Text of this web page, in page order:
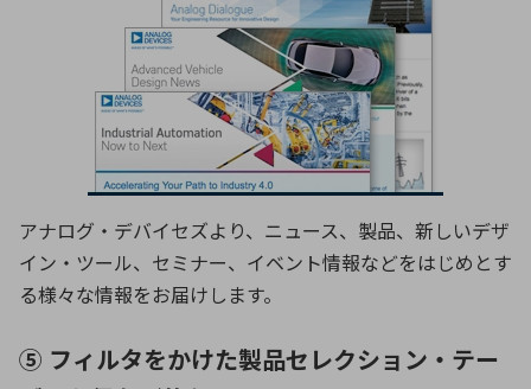
アナログ・デバイセズより、ニュース、製品、新しいデザ
イン・ツール、セミナー、イベント情報などをはじめとす
る様々な情報をお届けします。
⑤ フィルタをかけた製品セレクション・テー